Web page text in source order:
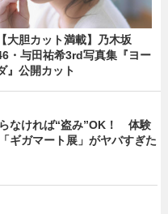
【大胆カット満載】乃木坂
・与田祐希3rd写真集『ヨー
』公開カット
なければ“盗み”OK！ 体験
ギガマート展」がヤバすぎた